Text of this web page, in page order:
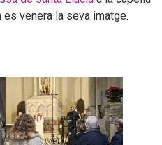
es venera la seva imatge.